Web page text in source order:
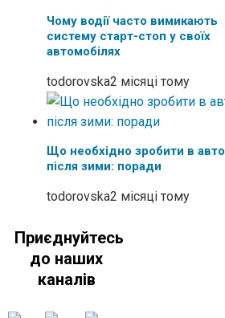
Чому водії часто вимикають
систему старт-стоп у своїх
автомобілях
todorovska2 місяці тому
Що необхідно зробити в авто
після зими: поради
todorovska2 місяці тому
Приєднуйтесь
до наших
каналів